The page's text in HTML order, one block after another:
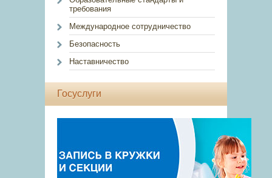
требования
Международное сотрудничество
Безопасность
Наставничество
Госуслуги